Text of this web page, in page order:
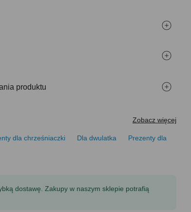
produktu
Zobacz więcej
dla chrześniaczki Dla dwulatka
Prezenty dla
dostawę. Zakupy w naszym sklepie potrafią